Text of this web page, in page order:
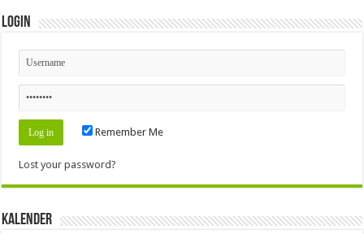
Login
Remember Me
Lost your password?
Kalender